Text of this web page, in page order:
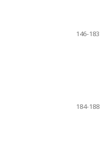
146-183
184-188